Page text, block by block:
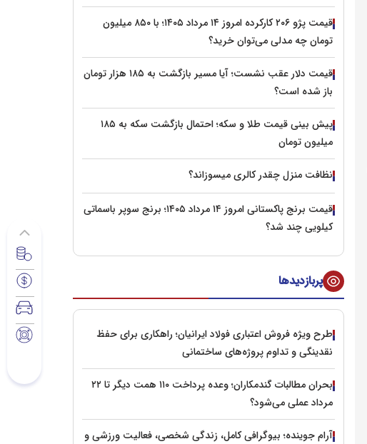
قیمت پژو ۲۰۶ کارکرده امروز ۱۴ مرداد ۱۴۰۵؛ با ۸۵۰ میلیون
تومان چه مدلی می‌توان خرید؟
قیمت دلار عقب نشست؛ آیا مسیر بازگشت به ۱۸۵ هزار تومان
باز شده است؟
پیش‌ بینی قیمت طلا و سکه؛ احتمال بازگشت سکه به ۱۸۵
میلیون تومان
نظافت منزل چقدر کالری میسوزاند؟
قیمت برنج پاکستانی امروز ۱۴ مرداد ۱۴۰۵؛ برنج سوپر باسماتی
کیلویی چند شد؟
پربازدیدها
طرح ویژه فروش اعتباری فولاد ایرانیان؛ راهکاری برای حفظ
نقدینگی و تداوم پروژه‌های ساختمانی
بحران مطالبات گندمکاران؛ وعده پرداخت ۱۱۰ همت دیگر تا ۲۲
مرداد عملی می‌شود؟
آرام جوینده؛ بیوگرافی کامل، زندگی شخصی، فعالیت ورزشی و